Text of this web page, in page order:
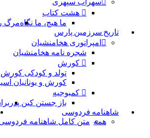
سهراب سپهری
هشت کتاب
ما هیچ، ما نگاهمرگ
تاریخ سرزمین پارس
امپراتوری هخامنشیان
شجره نامه هخامنشیان
کورش
تولد و کودکی
کورش و یونانیان
کمبوجیه
باز جستن کین پدر
شاهنامه فردوسی
همه متن کامل شاهنامه